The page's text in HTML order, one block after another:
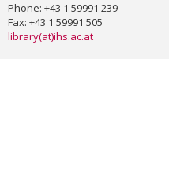
Phone: +43 1 59991 239
Fax: +43 1 59991 505
library(at)ihs.ac.at